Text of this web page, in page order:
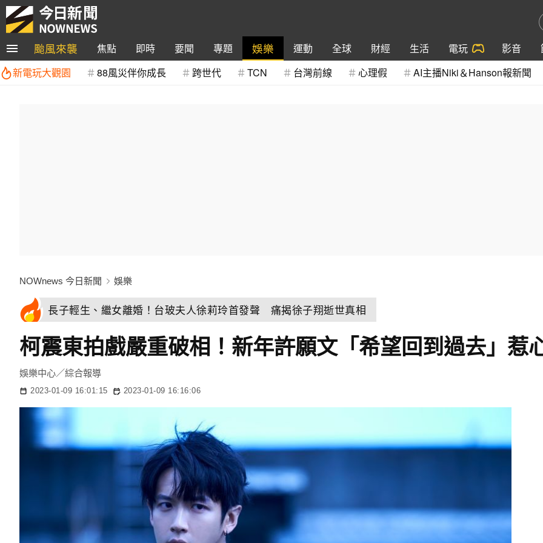
颱風來襲 焦點 即時 要聞 專題 娛樂 運動 全球 財經 生活 電玩 影音
新電玩大觀園
88風災伴你成長 跨世代 TCN 台灣前線 心理假 AI主播Niki＆Hanson報新聞
NOWnews 今日新聞 娛樂
長子輕生、繼女離婚！台玻夫人徐莉玲首發聲 痛揭徐子翔逝世真相
柯震東拍戲嚴重破相！新年許願文「希望回到過去」惹
娛樂中心／綜合報導
2023-01-09 16:01:15 2023-01-09 16:16:06